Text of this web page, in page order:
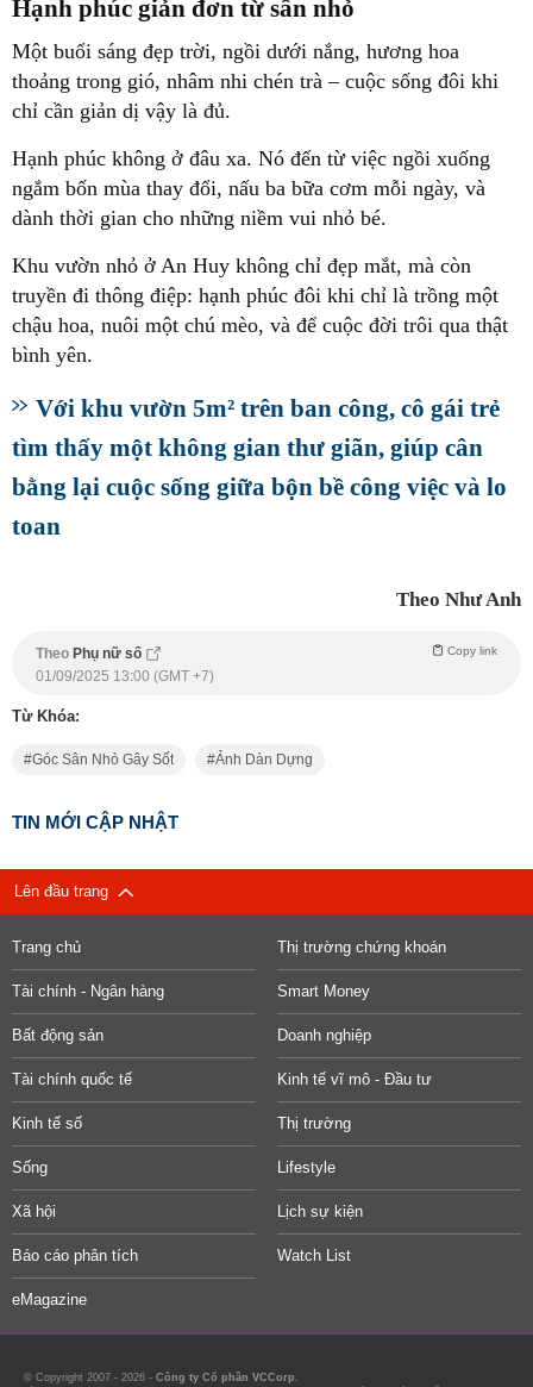
Hạnh phúc giản đơn từ sân nhỏ
Một buổi sáng đẹp trời, ngồi dưới nắng, hương hoa
thoảng trong gió, nhâm nhi chén trà – cuộc sống đôi khi
chỉ cần giản dị vậy là đủ.
Hạnh phúc không ở đâu xa. Nó đến từ việc ngồi xuống
ngắm bốn mùa thay đổi, nấu ba bữa cơm mỗi ngày, và
dành thời gian cho những niềm vui nhỏ bé.
Khu vườn nhỏ ở An Huy không chỉ đẹp mắt, mà còn
truyền đi thông điệp: hạnh phúc đôi khi chỉ là trồng một
chậu hoa, nuôi một chú mèo, và để cuộc đời trôi qua thật
bình yên.
Với khu vườn 5m² trên ban công, cô gái trẻ
tìm thấy một không gian thư giãn, giúp cân
bằng lại cuộc sống giữa bộn bề công việc và lo
toan
Theo Như Anh
Theo Phụ nữ số Copy link
01/09/2025 13:00 (GMT +7)
Từ Khóa:
Góc Sân Nhỏ Gây Sốt Ảnh Dàn Dựng
TIN MỚI CẬP NHẬT
Lên đầu trang
Trang chủ Thị trường chứng khoán
Tài chính - Ngân hàng Smart Money
Bất động sản Doanh nghiệp
Tài chính quốc tế Kinh tế vĩ mô - Đầu tư
Kinh tế số Thị trường
Sống Lifestyle
Xã hội Lịch sự kiện
Báo cáo phân tích Watch List
eMagazine
© Copyright 2007 - 2026 - Công ty Cổ phần VCCorp.